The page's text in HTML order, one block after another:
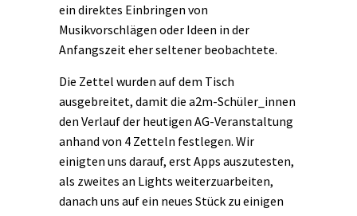
ein direktes Einbringen von
Musikvorschlägen oder Ideen in der
Anfangszeit eher seltener beobachtete.
Die Zettel wurden auf dem Tisch
ausgebreitet, damit die a2m-Schüler_innen
den Verlauf der heutigen AG-Veranstaltung
anhand von 4 Zetteln festlegen. Wir
einigten uns darauf, erst Apps auszutesten,
als zweites an Lights weiterzuarbeiten,
danach uns auf ein neues Stück zu einigen